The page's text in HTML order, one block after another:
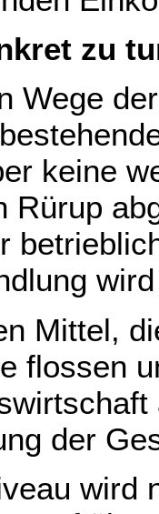
zu
Wege
keine
Rürup
Mittel,
flossen
der
wird